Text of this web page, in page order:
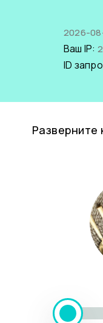
2026-
Ваш IP:
ID
Разверните